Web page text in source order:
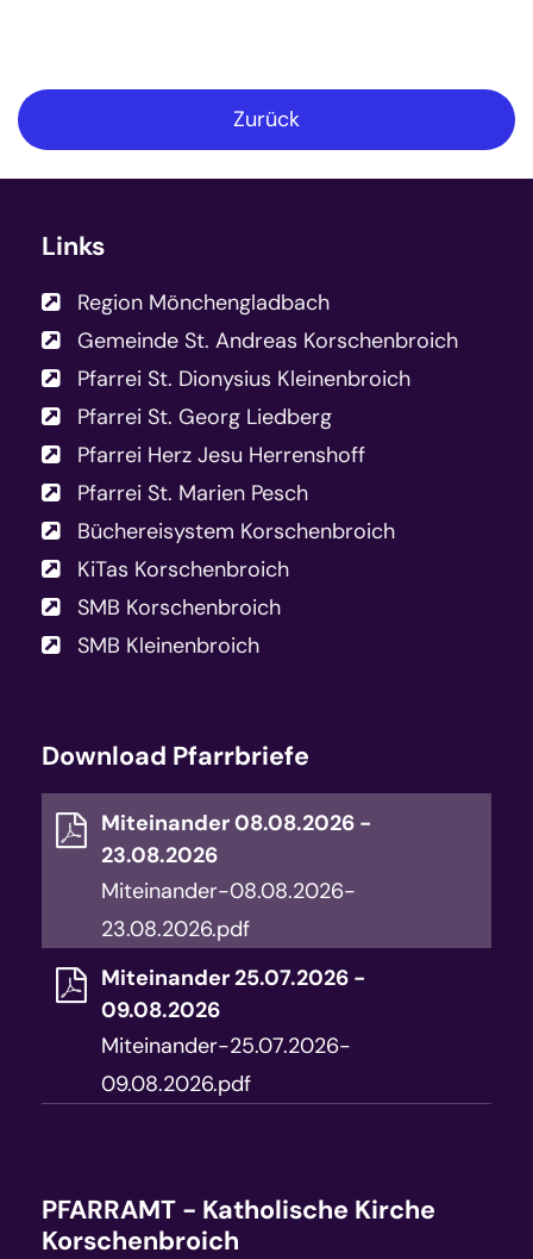
Zurück
Links
Region Mönchengladbach
Gemeinde St. Andreas Korschenbroich
Pfarrei St. Dionysius Kleinenbroich
Pfarrei St. Georg Liedberg
Pfarrei Herz Jesu Herrenshoff
Pfarrei St. Marien Pesch
Büchereisystem Korschenbroich
KiTas Korschenbroich
SMB Korschenbroich
SMB Kleinenbroich
Download Pfarrbriefe
Miteinander 08.08.2026 -
23.08.2026
Miteinander-08.08.2026-
23.08.2026.pdf
Miteinander 25.07.2026 -
09.08.2026
Miteinander-25.07.2026-
09.08.2026.pdf
PFARRAMT - Katholische Kirche
Korschenbroich